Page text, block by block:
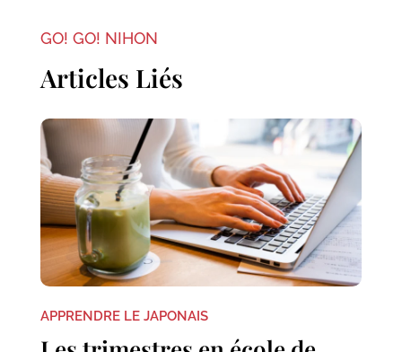
GO! GO! NIHON
Articles Liés
APPRENDRE LE JAPONAIS